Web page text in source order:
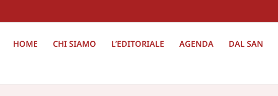
HOME CHI SIAMO L’EDITORIALE AGENDA DAL SAN